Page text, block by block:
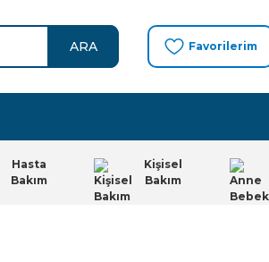
ARA Favorilerim
Hasta
Bakım
Kişisel
Bakım